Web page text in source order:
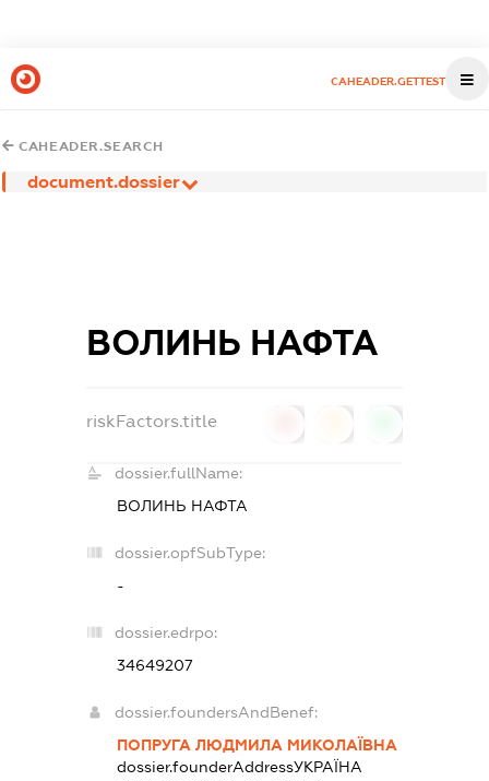
CAHEADER.GETTEST
CAHEADER.SEARCH
document.dossier
ВОЛИНЬ НАФТА
riskFactors.title
dossier.fullName:
ВОЛИНЬ НАФТА
dossier.opfSubType:
-
dossier.edrpo:
34649207
dossier.foundersAndBenef:
ПОПРУГА ЛЮДМИЛА МИКОЛАЇВНА
dossier.founderAddressУКРАЇНА